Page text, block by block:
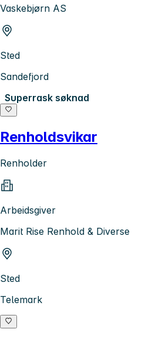
Vaskebjørn AS
Sted
Sandefjord
Superrask søknad
Renholdsvikar
Renholder
Arbeidsgiver
Marit Rise Renhold & Diverse
Sted
Telemark